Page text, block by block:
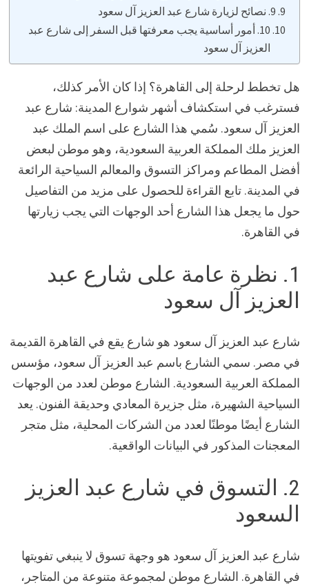
9. نصائح لزيارة شارع عبد العزيز آل سعود
10. أمور أساسية يجب معرفتها قبل السفر إلى شارع عبد
العزيز آل سعود
هل تخطط لرحلة إلى القاهرة؟ إذا كان الأمر كذلك،
فسترغب في استكشاف أشهر شوارع المدينة: شارع عبد
العزيز آل سعود. سُمي هذا الشارع على اسم الملك عبد
العزيز ملك المملكة العربية السعودية، وهو موطن لبعض
أفضل المطاعم ومراكز التسوق والمعالم السياحية الرائعة
في المدينة. تابع القراءة للحصول على مزيد من التفاصيل
حول ما يجعل هذا الشارع أحد الوجهات التي يجب زيارتها
في القاهرة.
1. نظرة عامة على شارع عبد
العزيز آل سعود
شارع عبد العزيز آل سعود هو شارع يقع في القاهرة القديمة
في مصر. سمي الشارع باسم عبد العزيز آل سعود، مؤسس
المملكة العربية السعودية. الشارع موطن لعدد من الوجهات
السياحية الشهيرة، مثل جزيرة المعادي وحديقة الفنون. يعد
الشارع أيضًا موطنًا لعدد من الشركات المحلية، مثل متجر
المعجنات المذكور في البيانات الواقعية.
2. التسوق في شارع عبد العزيز
السعود
شارع عبد العزيز آل سعود هو وجهة تسوق لا ينبغي تفويتها
في القاهرة. الشارع موطن لمجموعة متنوعة من المتاجر،